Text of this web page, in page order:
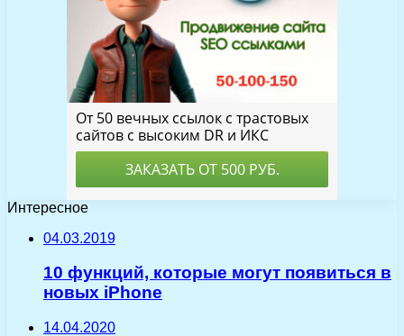
Интересное
04.03.2019
10 функций, которые могут появиться в
новых iPhone
14.04.2020